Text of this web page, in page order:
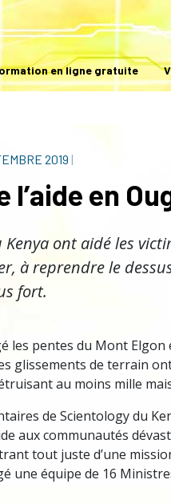
en ligne gratuite
2019 |
en
ont aidé les
à reprendre le
fort.
les pentes du Mont Elgon
glissements de terrain
au moins mille
de Scientology du
aux communautés
tout juste d’une
une équipe de 16